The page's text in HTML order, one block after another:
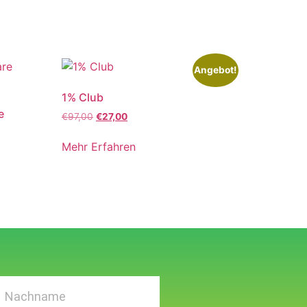
Angebot!
1% Club
€97,00 €27,00
Mehr Erfahren